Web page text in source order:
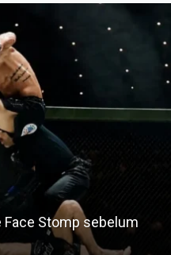
Face Stomp sebelum